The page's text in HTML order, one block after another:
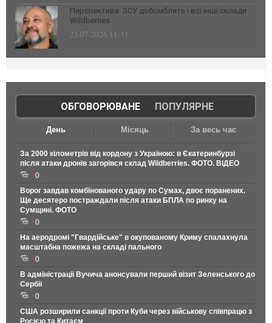
Перспектива: ЗСУ добомблять і всі інші склади
Wildberries
23.07.2026 11:31
ОБГОВОРЮВАНЕ| ПОПУЛЯРНЕ
День Місяць За весь час
За 2000 кілометрів від кордону з Україною: в Єкатеринбурзі
після атаки дронів загорівся склад Wildberries. ФОТО. ВІДЕО
0
Ворог завдав комбінованого удару по Сумах, двоє поранених.
Ще десятеро постраждали після атаки БПЛА по ринку на
Сумщині. ФОТО
0
На аеродромі "Гвардійське" в окупованому Криму спалахнула
масштабна пожежа на складі пального
0
В адміністрації Вучича анонсували перший візит Зеленського до
Сербії
0
США розширили санкції проти Куби через військову співпрацю з
Росією та Китаєм